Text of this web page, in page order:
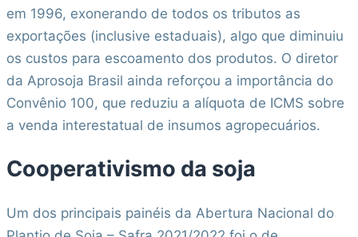
em 1996, exonerando de todos os tributos as
exportações (inclusive estaduais), algo que diminuiu
os custos para escoamento dos produtos. O diretor
da Aprosoja Brasil ainda reforçou a importância do
Convênio 100, que reduziu a alíquota de ICMS sobre
a venda interestatual de insumos agropecuários.
Cooperativismo da soja
Um dos principais painéis da Abertura Nacional do